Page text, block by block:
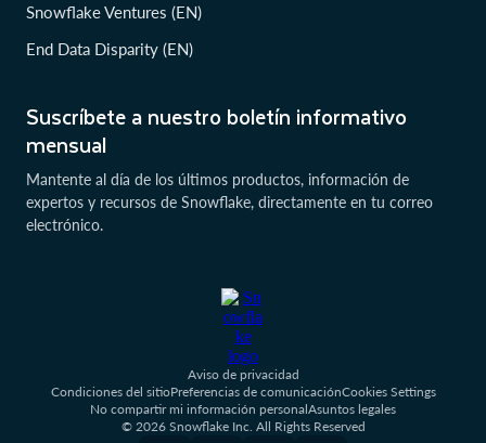
Suscríbete a nuestro boletín informativo
mensual
Mantente al día de los últimos productos, información de
expertos y recursos de Snowflake, directamente en tu correo
electrónico.
Snowflake Ventures (EN)
End Data Disparity (EN)
Aviso de privacidad
Condiciones del sitioPreferencias de comunicaciónCookies Settings
No compartir mi información personalAsuntos legales
© 2026 Snowflake Inc. All Rights Reserved